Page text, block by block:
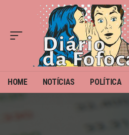
HOME NOTÍCIAS POLÍTICA